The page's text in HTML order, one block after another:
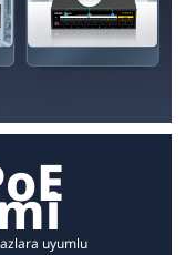
uyumlu